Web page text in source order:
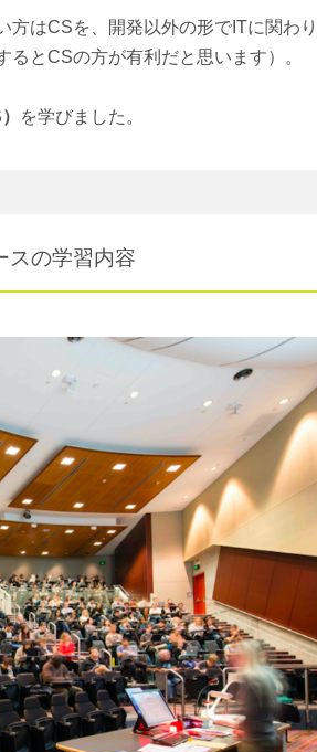
はCSを、開発以外の形でITに関わ
とCSの方が有利だと思います）。
を学びました。
スの学習内容